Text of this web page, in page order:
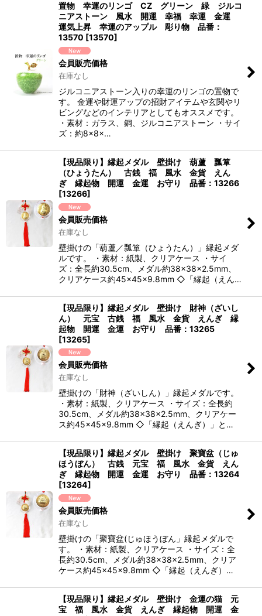
置物 幸運のリンゴ CZ グリーン 緑 ジルコ
ニアストーン 風水 開運 幸福 幸運 金運
運気上昇 幸運のアップル 彫り物 品番：
13570 [13570]
会員販売価格
在庫なし
ジルコニアストーン入りの幸運のリンゴの置物で
す。 金運や財運アップの招財アイテムや玄関やリ
ビングなどのインテリアとしてもオススメです。
・素材：ガラス、銅、ジルコニアストーン ・サイ
ズ：約8×8×…
【現品限り】縁起メダル 壁掛け 葫蘆 瓢箪
（ひょうたん） 古銭 福 風水 金貨 えん
ぎ 縁起物 開運 金運 お守り 品番：13266
[13266]
会員販売価格
在庫なし
壁掛けの「葫蘆／瓢箪（ひょうたん）」縁起メダ
ルです。 ・素材：紙製、クリアケース ・サイ
ズ：全長約30.5cm、メダル約38×38×2.5mm、
クリアケース約45×45×9.8mm ◇「縁起（えん…
【現品限り】縁起メダル 壁掛け 財神（ざいし
ん） 元宝 古銭 福 風水 金貨 えんぎ 縁
起物 開運 金運 お守り 品番：13265
[13265]
会員販売価格
在庫なし
壁掛けの「財神（ざいしん）」縁起メダルです。
・素材：紙製、クリアケース ・サイズ：全長約
30.5cm、メダル約38×38×2.5mm、クリアケー
ス約45×45×9.8mm ◇「縁起（えんぎ）」と…
【現品限り】縁起メダル 壁掛け 聚寶盆（じゅ
ほうぼん） 古銭 元宝 福 風水 金貨 えん
ぎ 縁起物 開運 金運 お守り 品番：13264
[13264]
会員販売価格
在庫なし
壁掛けの「聚寶盆(じゅほうぼん」縁起メダルで
す。 ・素材：紙製、クリアケース ・サイズ：全
長約30.5cm、メダル約38×38×2.5mm、クリア
ケース約45×45×9.8mm ◇「縁起（えんぎ）…
【現品限り】縁起メダル 壁掛け 金運の猫 元
宝 福 風水 金貨 えんぎ 縁起物 開運 金